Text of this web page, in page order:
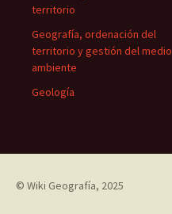
territorio
Geografía, ordenación del
territorio y gestión del medio
ambiente
Geología
© Wiki Geografía, 2025